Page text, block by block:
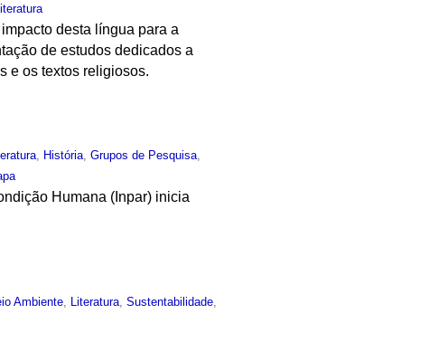
desta língua para a
de estudos dedicados a
e os textos religiosos.
, História,Grupos de Pesquisa,
Humana (Inpar) inicia
Ambiente Literatura ,Sustentabilidade